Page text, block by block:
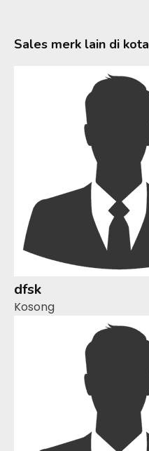
Sales merk lain di kota
dfsk
Kosong